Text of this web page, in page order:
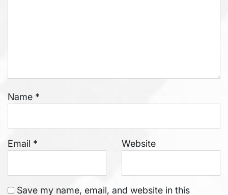
Name *
Email * Website
Save my name, email, and website in this